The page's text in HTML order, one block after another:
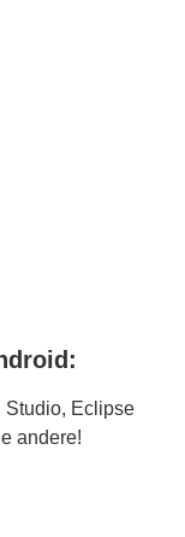
Studio, Eclipse
andere!